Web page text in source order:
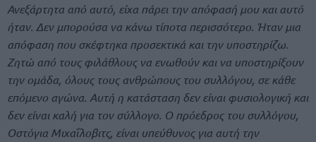
Ανεξάρτητα από αυτό, είχα πάρει την απόφασή μου και αυτό
ήταν. Δεν μπορούσα να κάνω τίποτα περισσότερο. Ήταν μια
απόφαση που σκέφτηκα προσεκτικά και την υποστηρίζω.
Ζητώ από τους φιλάθλους να ενωθούν και να υποστηρίξουν
την ομάδα, όλους τους ανθρώπους του συλλόγου, σε κάθε
επόμενο αγώνα. Αυτή η κατάσταση δεν είναι φυσιολογική και
δεν είναι καλή για τον σύλλογο. Ο πρόεδρος του συλλόγου,
Οστόγια Μιχαΐλοβιτς, είναι υπεύθυνος για αυτή την